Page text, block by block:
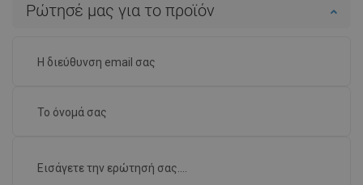
Ρώτησέ μας για το προϊόν